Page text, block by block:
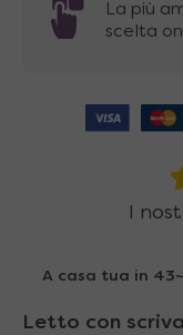
La più
scelta
I
A casa tua in
Letto con